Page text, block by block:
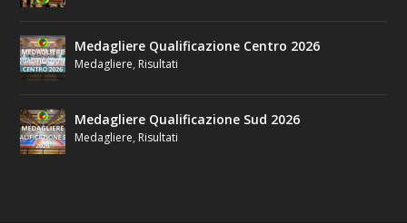
Medagliere Qualificazione Centro 2026
Medagliere, Risultati
Medagliere Qualificazione Sud 2026
Medagliere, Risultati